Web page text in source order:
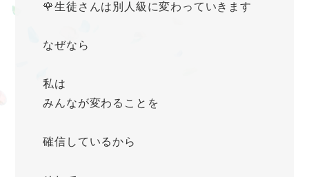
🌹生徒さんは別人級に変わっていきます
なぜなら
私は
みんなが変わることを
確信しているから